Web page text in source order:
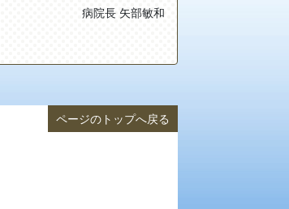
病院長 矢部敏和
ページのトップへ戻る